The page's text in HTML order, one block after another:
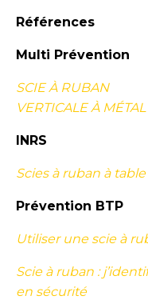
Références
Multi Prévention
SCIE À RUBAN
VERTICALE À
INRS
Scies à ruban à table
Prévention BTP
Utiliser une scie à
Scie à ruban :
en sécurité